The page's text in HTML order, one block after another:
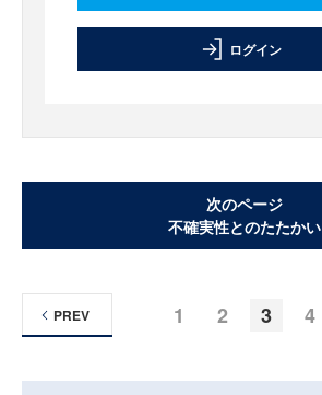
ログイン
次のページ
不確実性とのたたかい
1 2 3 4
PREV